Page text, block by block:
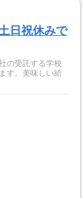
日祝休みで
の受託する学校
す。美味しい給